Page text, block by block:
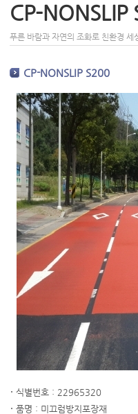
CP-NONSLIP
푸른 바람과 자연의 조화로 친환경
CP-NONSLIP S200
식별번호 : 22965320
품명 : 미끄럼방지포장재